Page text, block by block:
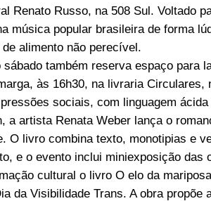
Renato Russo, na 508 Sul. Voltado
música popular brasileira de forma
alimento não perecível.
também reserva espaço para
às 16h30, na livraria Circulares,
sociais, com linguagem
a artista Renata Weber lança o
O livro combina texto, monotipias e
e o evento inclui miniexposição
cultural o livro O elo da
da Visibilidade Trans. A obra propõe